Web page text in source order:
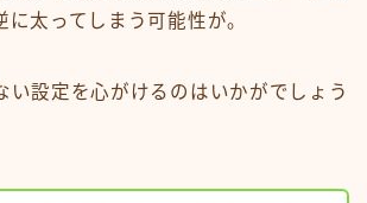
に太ってしまう可能性が。
い設定を心がけるのはいかがでしょう